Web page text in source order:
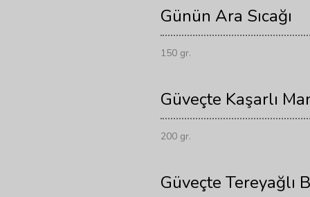
Günün Ara Sıcağı
150 gr.
Güveçte Kaşarlı
200 gr.
Güveçte Tereyağlı